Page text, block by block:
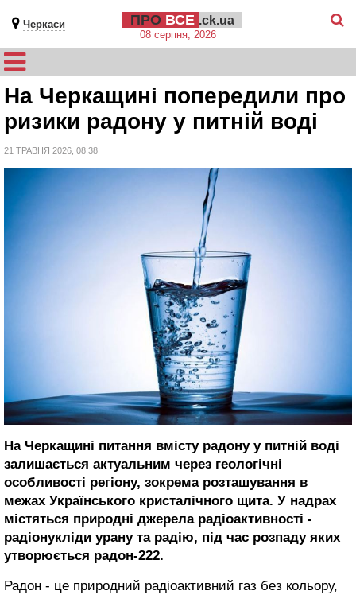
Черкаси ПРО ВСЕ .ck.ua
08 серпня, 2026
На Черкащині попередили про
ризики радону у питній воді
21 ТРАВНЯ 2026, 08:38
На Черкащині питання вмісту радону у питній воді
залишається актуальним через геологічні
особливості регіону, зокрема розташування в
межах Українського кристалічного щита. У надрах
містяться природні джерела радіоактивності -
радіонукліди урану та радію, під час розпаду яких
утворюється радон-222.
Радон - це природний радіоактивний газ без кольору,